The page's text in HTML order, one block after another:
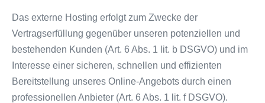
Das externe Hosting erfolgt zum Zwecke der
Vertragserfüllung gegenüber unseren potenziellen und
bestehenden Kunden (Art. 6 Abs. 1 lit. b DSGVO) und im
Interesse einer sicheren, schnellen und effizienten
Bereitstellung unseres Online-Angebots durch einen
professionellen Anbieter (Art. 6 Abs. 1 lit. f DSGVO).